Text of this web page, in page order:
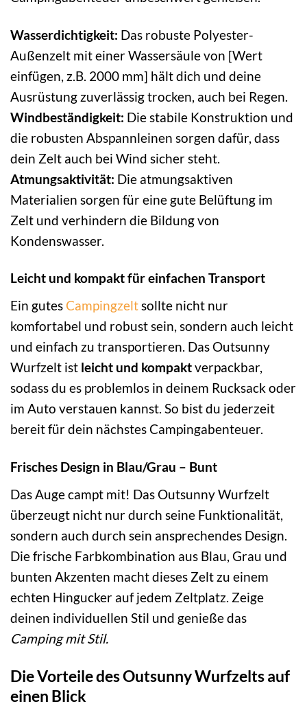
Wasserdichtigkeit: Das robuste Polyester-
Außenzelt mit einer Wassersäule von [Wert
einfügen, z.B. 2000 mm] hält dich und deine
Ausrüstung zuverlässig trocken, auch bei Regen.
Windbeständigkeit: Die stabile Konstruktion und
die robusten Abspannleinen sorgen dafür, dass
dein Zelt auch bei Wind sicher steht.
Atmungsaktivität: Die atmungsaktiven
Materialien sorgen für eine gute Belüftung im
Zelt und verhindern die Bildung von
Kondenswasser.
Leicht und kompakt für einfachen Transport
Ein gutes Campingzeltsollte nicht nur
komfortabel und robust sein, sondern auch leicht
und einfach zu transportieren. Das Outsunny
Wurfzelt ist leicht und kompaktverpackbar,
sodass du es problemlos in deinem Rucksack oder
im Auto verstauen kannst. So bist du jederzeit
bereit für dein nächstes Campingabenteuer.
Frisches Design in Blau/Grau – Bunt
Das Auge campt mit! Das Outsunny Wurfzelt
überzeugt nicht nur durch seine Funktionalität,
sondern auch durch sein ansprechendes Design.
Die frische Farbkombination aus Blau, Grau und
bunten Akzenten macht dieses Zelt zu einem
echten Hingucker auf jedem Zeltplatz. Zeige
deinen individuellen Stil und genieße das
Camping mit Stil.
Die Vorteile des Outsunny Wurfzelts auf
einen Blick